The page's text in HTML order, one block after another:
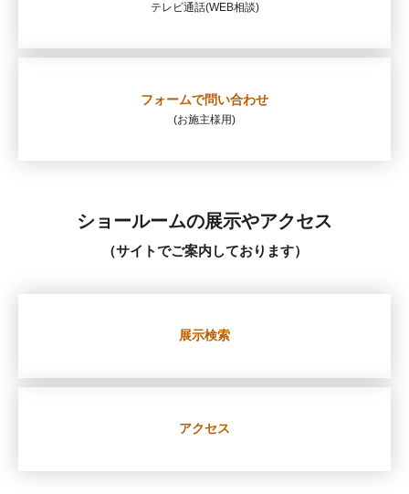
テレビ通話(WEB相談)
フォームで問い合わせ
(お施主様用)
ショールームの展示やアクセス
（サイトでご案内しております）
展示検索
アクセス